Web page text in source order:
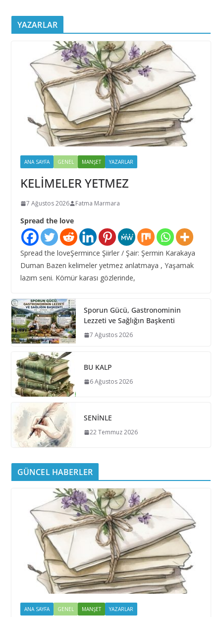
YAZARLAR
ANA SAYFA GENEL MANŞET YAZARLAR
KELİMELER YETMEZ
7 Ağustos 2026 Fatma Marmara
Spread the love
Spread the loveŞermince Şiirler / Şair: Şermin Karakaya
Duman Bazen kelimeler yetmez anlatmaya , Yaşamak
lazım seni. Kömür karası gözlerinde,
Sporun Gücü, Gastronominin
Lezzeti ve Sağlığın Başkenti
7 Ağustos 2026
BU KALP
6 Ağustos 2026
SENİNLE
22 Temmuz 2026
GÜNCEL HABERLER
ANA SAYFA GENEL MANŞET YAZARLAR